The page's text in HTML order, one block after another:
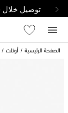
توصيل خلال
الصفحة الرئيسية أوتلت